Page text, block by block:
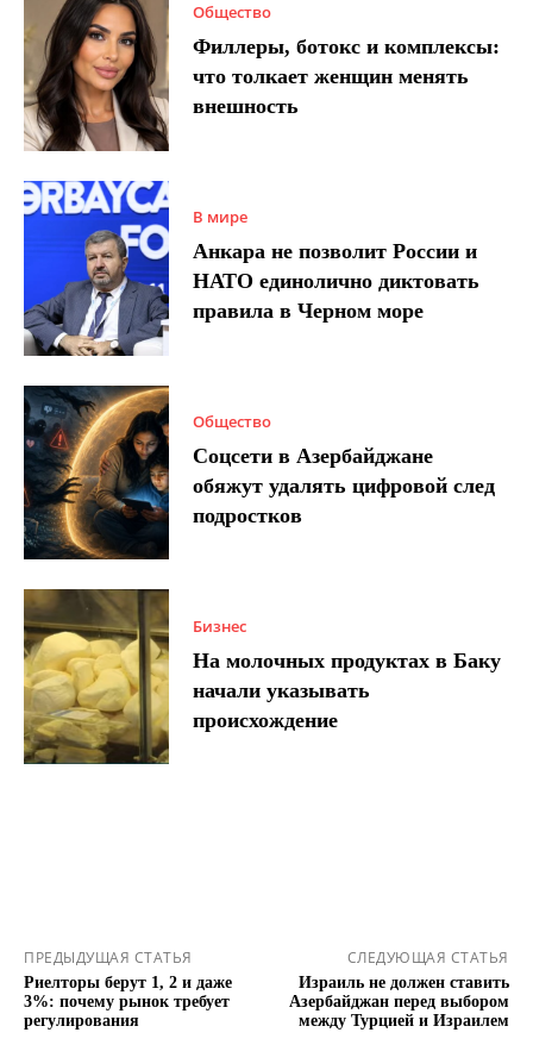
Общество
Филлеры, ботокс и комплексы:
что толкает женщин менять
внешность
В мире
Анкара не позволит России и
НАТО единолично диктовать
правила в Черном море
Общество
Соцсети в Азербайджане
обяжут удалять цифровой след
подростков
Бизнес
На молочных продуктах в Баку
начали указывать
происхождение
ПРЕДЫДУЩАЯ СТАТЬЯ
Риелторы берут 1, 2 и даже
3%: почему рынок требует
регулирования
СЛЕДУЮЩАЯ СТАТЬЯ
Израиль не должен ставить
Азербайджан перед выбором
между Турцией и Израилем